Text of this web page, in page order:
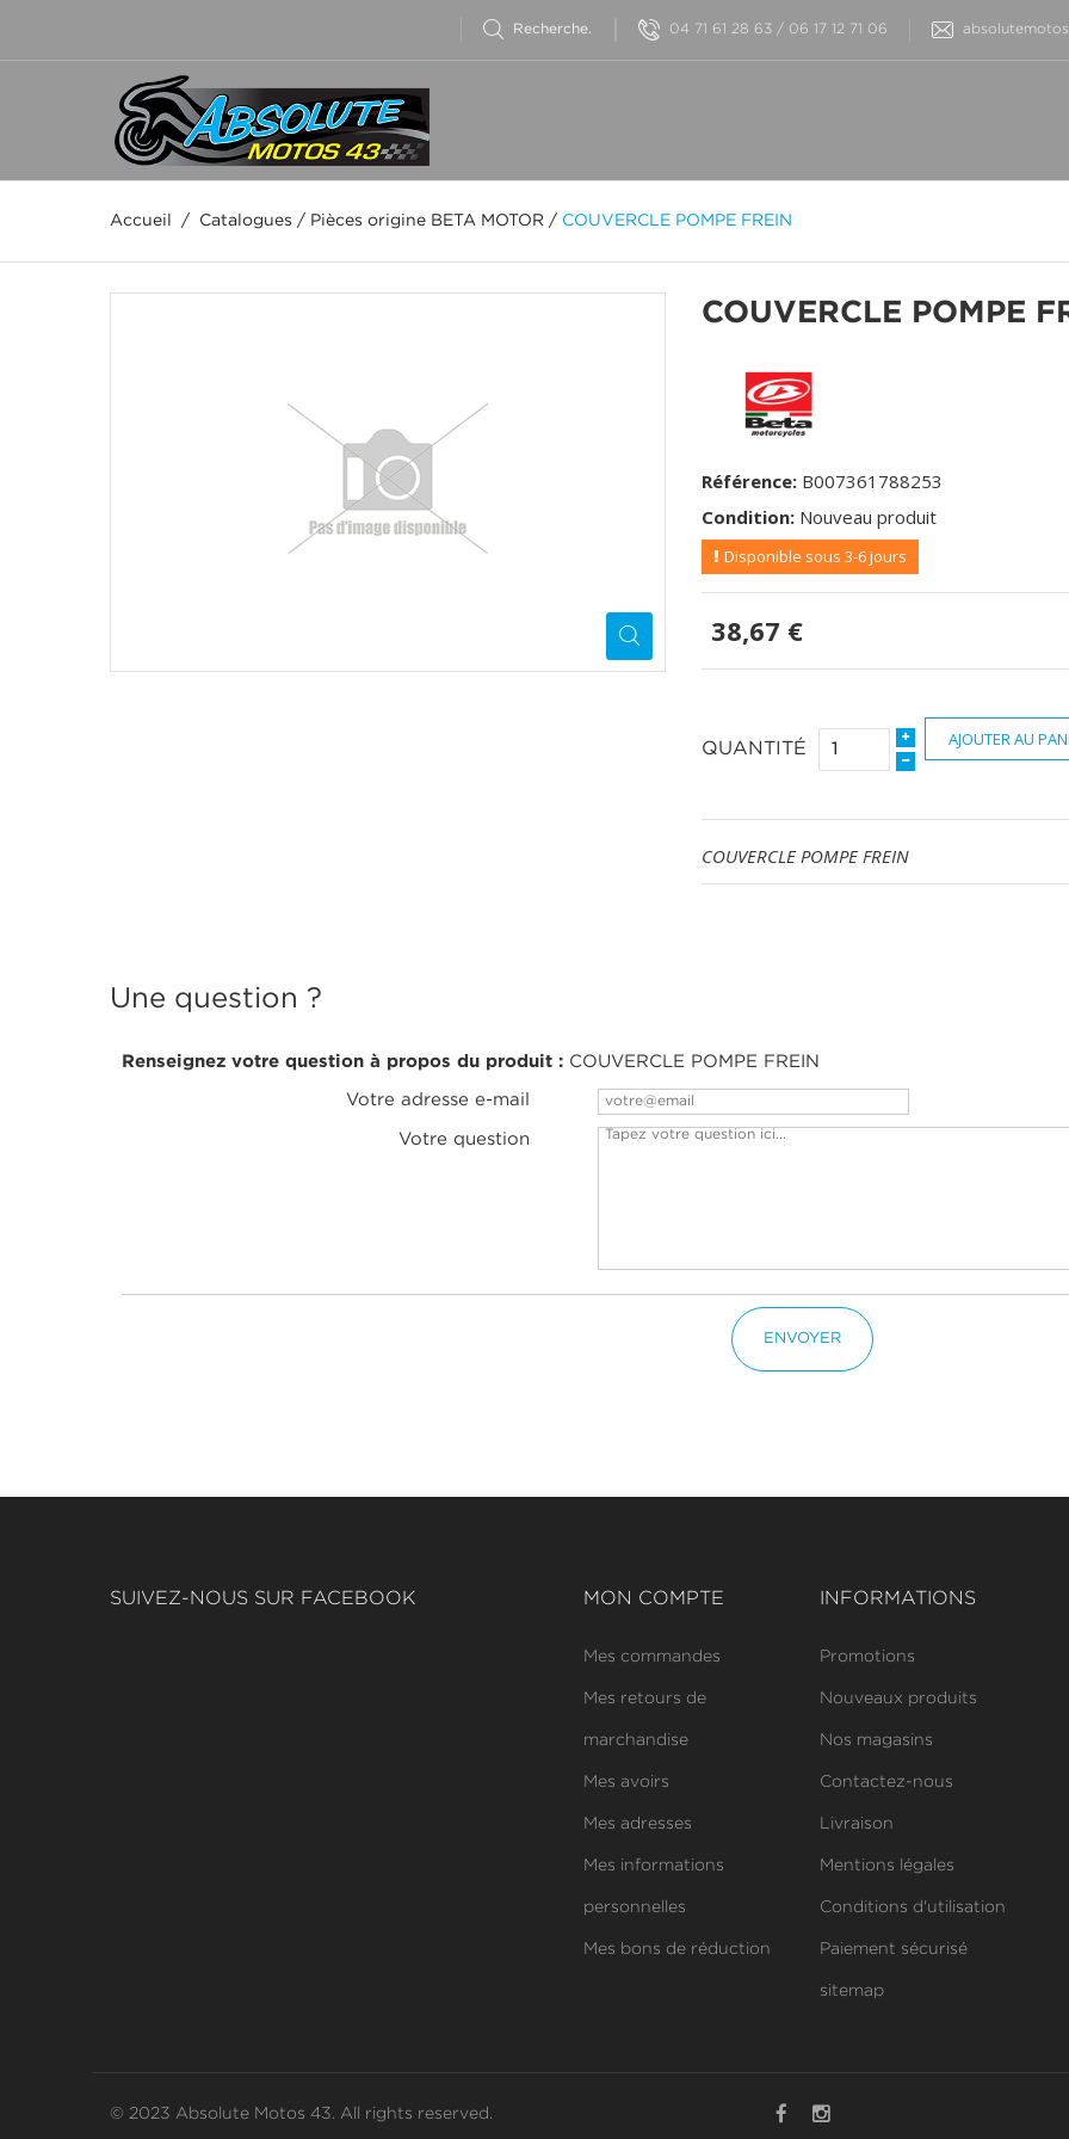
04 71 61 28 63 / 06 17 12 71 06
Accueil / Catalogues / Pièces origine BETA MOTOR / COUVERCLE POMPE FREIN
COUVERCLE POMPE
Référence: B007361788253
Condition: Nouveau produit
Disponible sous 3-6 jours
38,67 €
QUANTITÉ
AJOUTER AU
COUVERCLE POMPE FREIN
Une question ?
Renseignez votre question à propos du produit : COUVERCLE POMPE FREIN
Votre adresse e-mail
Votre question
ENVOYER
SUIVEZ-NOUS SUR FACEBOOK MON COMPTE
Mes commandes
Mes retours de
marchandise
Mes avoirs
Mes adresses
Mes informations
personnelles
Mes bons de réduction
INFORMATIONS
Promotions
Nouveaux produits
Nos magasins
Contactez-nous
Livraison
Mentions légales
Conditions d'utilisation
Paiement sécurisé
sitemap
© 2023 Absolute Motos 43. All rights reserved.